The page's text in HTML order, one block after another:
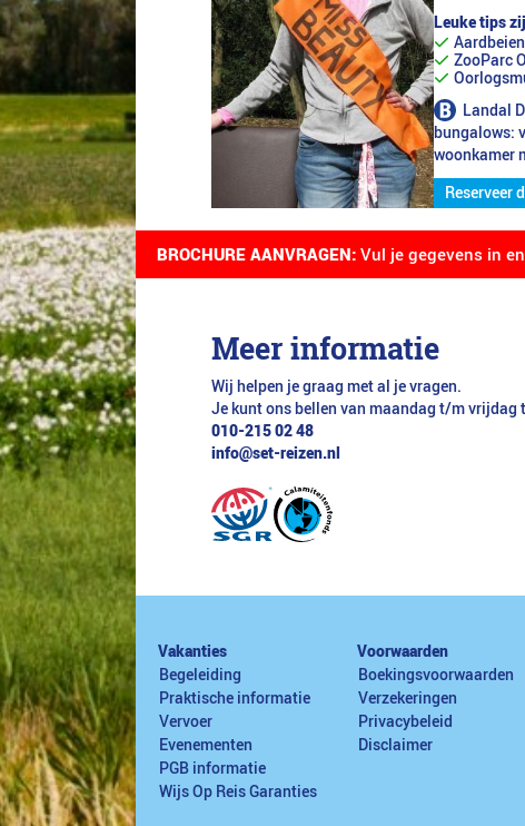
Leuke tips
ZooParc
Landal
bungalows:
woonkamer
Reserveer
BROCHURE AANVRAGEN: Vul je gegevens in
Meer informatie
Wij helpen je graag met al je vragen.
Je kunt ons bellen van maandag t/m vrijdag
010-215 02 48
info@set-reizen.nl
Vakanties
Begeleiding
Praktische informatie
Vervoer
Evenementen
PGB informatie
Wijs Op Reis Garanties
Voorwaarden
Boekingsvoorwaarden
Verzekeringen
Privacybeleid
Disclaimer